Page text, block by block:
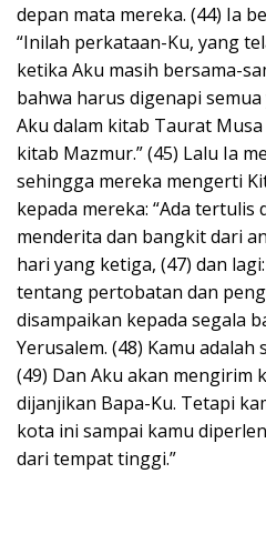
depan mata mereka. (44) Ia
“Inilah perkataan-Ku, yang
ketika Aku masih bersama-
bahwa harus digenapi
Aku dalam kitab Taurat
kitab Mazmur.” (45) Lalu Ia
sehingga mereka mengerti
kepada mereka: “Ada tertulis
menderita dan bangkit dari
hari yang ketiga, (47) dan
tentang pertobatan dan
disampaikan kepada segala
Yerusalem. (48) Kamu adalah
(49) Dan Aku akan mengirim
dijanjikan Bapa-Ku. Tetapi
kota ini sampai kamu
dari tempat tinggi.”